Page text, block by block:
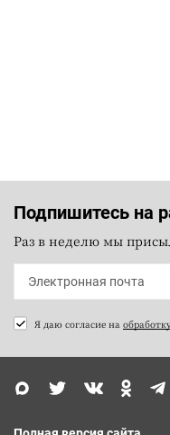
Подпишитесь на
Раз в неделю мы
Я даю согласие на